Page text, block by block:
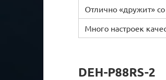
Отлично «дружит»
Много настроек
DEH-P88RS-2